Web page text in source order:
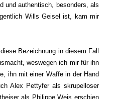
und authentisch, besonders, als
Wills Geisel ist, kam mir
Bezeichnung in diesem Fall
weswegen ich mir für ihn
ihn mit einer Waffe in der Hand
Alex Pettyfer als skrupelloser
als Philippe Weis erschien